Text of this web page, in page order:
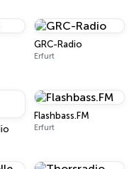
GRC-Radio
Erfurt
Flashbass.FM
Erfurt